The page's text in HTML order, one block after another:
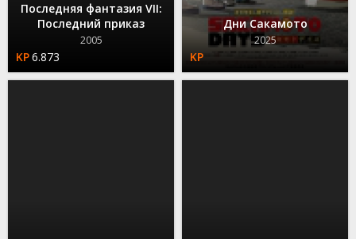
Последняя фантазия VII:
Последний приказ
2005
6.873
Дни Сакамото
2025